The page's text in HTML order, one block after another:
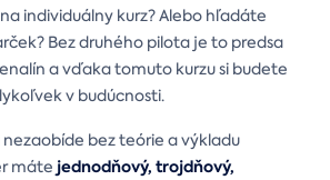
individuálny kurz? Alebo hľadáte
Bez druhého pilota je to predsa
a vďaka tomuto kurzu si budete
v budúcnosti.
nezaobíde bez teórie a výkladu
máte jednodňový, trojdňový,